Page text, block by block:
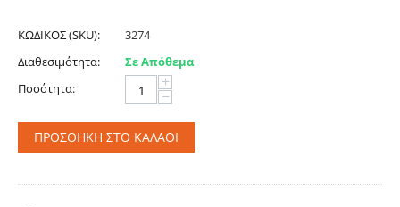
ΚΩΔΙΚΟΣ (SKU):
3274
Διαθεσιμότητα:
Σε Απόθεμα
Ποσότητα:
+
−
ΠΡΟΣΘΉΚΗ ΣΤΟ ΚΑΛΆΘΙ